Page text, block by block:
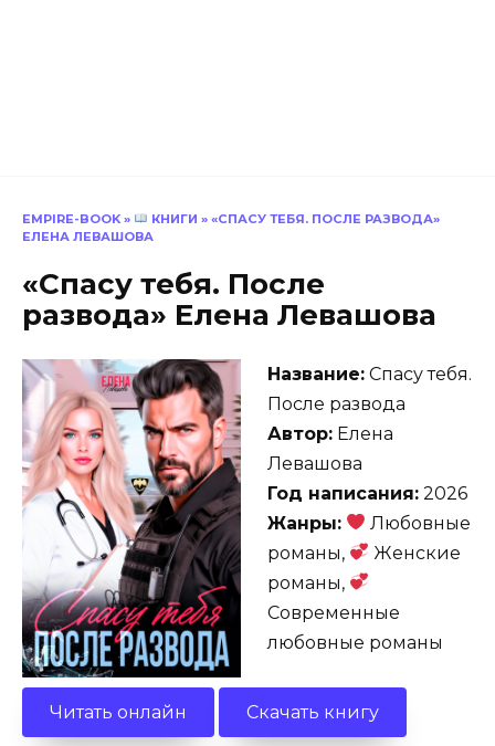
EMPIRE-BOOK » КНИГИ » «СПАСУ ТЕБЯ. ПОСЛЕ РАЗВОДА»
ЕЛЕНА ЛЕВАШОВА
«Спасу тебя. После
развода» Елена Левашова
Название: Спасу тебя.
После развода
Автор: Елена
Левашова
Год написания: 2026
Жанры:
Любовные
романы,
Женские
романы,
Современные
любовные романы
Читать онлайн Скачать книгу